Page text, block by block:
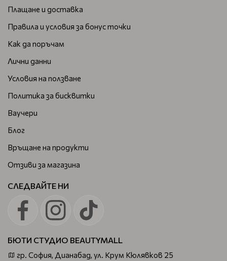
Плащане и доставка
Правила и условия за бонус точки
Как да поръчам
Лични данни
Условия на ползване
Политика за бисквитки
Ваучери
Блог
Връщане на продукти
Отзиви за магазина
СЛЕДВАЙТЕ НИ
БЮТИ СТУДИО BEAUTYMALL
гр. София, Дианабад, ул. Крум Кюлявков 25